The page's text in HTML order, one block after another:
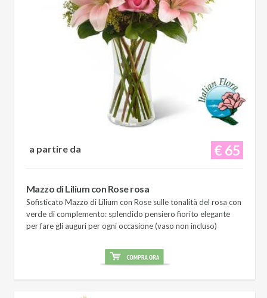
€ 65
a partire da
Mazzo di Lilium con Rose rosa
Sofisticato Mazzo di Lilium con Rose sulle tonalità del rosa con
verde di complemento: splendido pensiero fiorito elegante
per fare gli auguri per ogni occasione (vaso non incluso)